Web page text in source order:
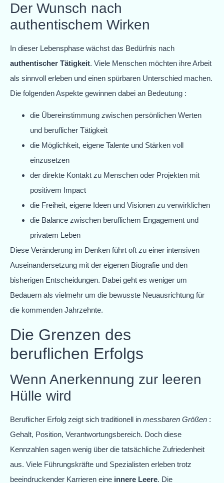
Der Wunsch nach
authentischem Wirken
In dieser Lebensphase wächst das Bedürfnis nach
authentischer Tätigkeit. Viele Menschen möchten ihre Arbeit
als sinnvoll erleben und einen spürbaren Unterschied machen.
Die folgenden Aspekte gewinnen dabei an Bedeutung :
die Übereinstimmung zwischen persönlichen Werten
und beruflicher Tätigkeit
die Möglichkeit, eigene Talente und Stärken voll
einzusetzen
der direkte Kontakt zu Menschen oder Projekten mit
positivem Impact
die Freiheit, eigene Ideen und Visionen zu verwirklichen
die Balance zwischen beruflichem Engagement und
privatem Leben
Diese Veränderung im Denken führt oft zu einer intensiven
Auseinandersetzung mit der eigenen Biografie und den
bisherigen Entscheidungen. Dabei geht es weniger um
Bedauern als vielmehr um die bewusste Neuausrichtung für
die kommenden Jahrzehnte.
Die Grenzen des
beruflichen Erfolgs
Wenn Anerkennung zur leeren
Hülle wird
Beruflicher Erfolg zeigt sich traditionell in messbaren Größen :
Gehalt, Position, Verantwortungsbereich. Doch diese
Kennzahlen sagen wenig über die tatsächliche Zufriedenheit
aus. Viele Führungskräfte und Spezialisten erleben trotz
beeindruckender Karrieren eine innere Leere. Die